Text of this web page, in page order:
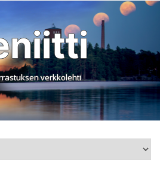
verkkolehti